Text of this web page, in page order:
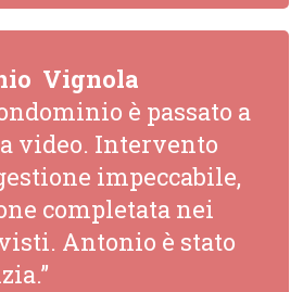
 Vignola
è passato a
video. Intervento
impeccabile,
completata nei
Antonio è stato